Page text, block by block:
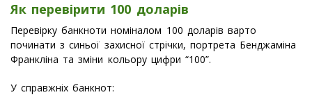
Як перевірити 100 доларів
Перевірку банкноти номіналом 100 доларів варто
починати з синьої захисної стрічки, портрета Бенджаміна
Франкліна та зміни кольору цифри “100”.
У справжніх банкнот: